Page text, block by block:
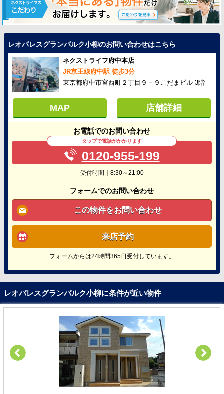
レオパレスグランパルク小柳のお問い合わせはこちら
ネクストライフ府中本店
JR京王線府中駅 徒歩3分
東京都府中市宮西町２丁目９－９こだまビル 3階
MAP 店舗詳細
お電話でのお問い合わせ
タップで電話がかかります
0120-955-199
受付時間｜8:30～21:00
フォームでのお問い合わせ
この物件をお問い合わせ
来店予約
フォームからは24時間365日受付しています。
レオパレスグランパルク小柳に条件が近い物件